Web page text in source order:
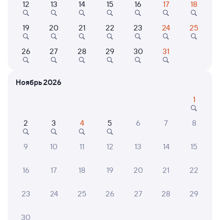
001Э Россия Проходящий 8,4
Угольная
Трудовое
Приисковый
23:13 02:46
2 д 4 ч 33 м в пути
от 8 ⁠488 ⁠₽ 9 ⁠511 ⁠₽
Выберите дату
12 13 14 15 16 17 18
19 20 21 22 23 24 25
26 27 28 29 30 31
Ноябрь 2026
1
2 3 4 5 6 7 8
9 10 11 12 13 14 15
16 17 18 19 20 21 22
23 24 25 26 27 28 29
30